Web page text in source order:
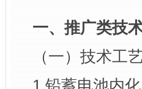
一、推广类技
（一）技术工
1.铅蓄电池内